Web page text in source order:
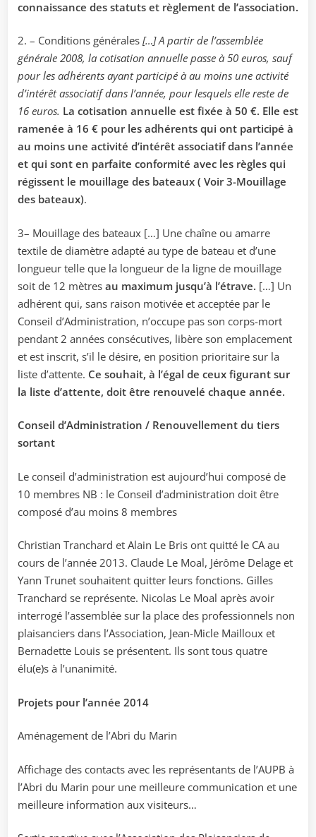
connaissance des statuts et règlement de l’association.
2. – Conditions générales […] A partir de l’assemblée
générale 2008, la cotisation annuelle passe à 50 euros, sauf
pour les adhérents ayant participé à au moins une activité
d’intérêt associatif dans l’année, pour lesquels elle reste de
16 euros. La cotisation annuelle est fixée à 50 €. Elle est
ramenée à 16 € pour les adhérents qui ont participé à
au moins une activité d’intérêt associatif dans l’année
et qui sont en parfaite conformité avec les règles qui
régissent le mouillage des bateaux ( Voir 3-Mouillage
des bateaux).
3– Mouillage des bateaux […] Une chaîne ou amarre
textile de diamètre adapté au type de bateau et d’une
longueur telle que la longueur de la ligne de mouillage
soit de 12 mètres au maximum jusqu’à l’étrave. […] Un
adhérent qui, sans raison motivée et acceptée par le
Conseil d’Administration, n’occupe pas son corps-mort
pendant 2 années consécutives, libère son emplacement
et est inscrit, s’il le désire, en position prioritaire sur la
liste d’attente. Ce souhait, à l’égal de ceux figurant sur
la liste d’attente, doit être renouvelé chaque année.
Conseil d’Administration / Renouvellement du tiers
sortant
Le conseil d’administration est aujourd’hui composé de
10 membres NB : le Conseil d’administration doit être
composé d’au moins 8 membres
Christian Tranchard et Alain Le Bris ont quitté le CA au
cours de l’année 2013. Claude Le Moal, Jérôme Delage et
Yann Trunet souhaitent quitter leurs fonctions. Gilles
Tranchard se représente. Nicolas Le Moal après avoir
interrogé l’assemblée sur la place des professionnels non
plaisanciers dans l’Association, Jean-Micle Mailloux et
Bernadette Louis se présentent. Ils sont tous quatre
élu(e)s à l’unanimité.
Projets pour l’année 2014
Aménagement de l’Abri du Marin
Affichage des contacts avec les représentants de l’AUPB à
l’Abri du Marin pour une meilleure communication et une
meilleure information aux visiteurs…